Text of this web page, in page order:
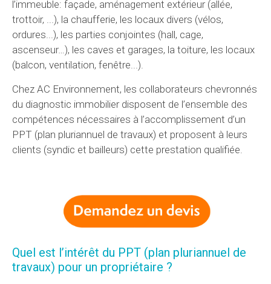
l’immeuble: façade, aménagement extérieur (allée,
trottoir, ...), la chaufferie, les locaux divers (vélos,
ordures...), les parties conjointes (hall, cage,
ascenseur…), les caves et garages, la toiture, les locaux
(balcon, ventilation, fenêtre...).
Chez AC Environnement, les collaborateurs chevronnés
du diagnostic immobilier disposent de l’ensemble des
compétences nécessaires à l’accomplissement d’un
PPT (plan pluriannuel de travaux) et proposent à leurs
clients (syndic et bailleurs) cette prestation qualifiée.
Quel est l’intérêt du PPT (plan pluriannuel de
travaux) pour un propriétaire ?